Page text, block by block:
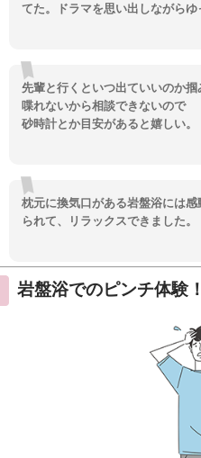
てた。ドラマを思い出しながら
先輩と行くといつ出ていいのか掴
喋れないから相談できないので
砂時計とか目安があると嬉しい。
枕元に換気口がある岩盤浴には
られて、リラックスできました。
岩盤浴でのピンチ体験！